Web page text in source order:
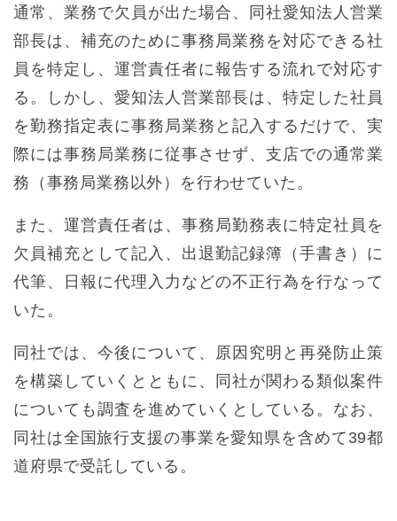
通常、業務で欠員が出た場合、同社愛知法人営業
部長は、補充のために事務局業務を対応できる社
員を特定し、運営責任者に報告する流れで対応す
る。しかし、愛知法人営業部⻑は、特定した社員
を勤務指定表に事務局業務と記入するだけで、実
際には事務局業務に従事させず、支店での通常業
務（事務局業務以外）を行わせていた。
また、運営責任者は、事務局勤務表に特定社員を
欠員補充として記入、出退勤記録簿（手書き）に
代筆、日報に代理入力などの不正行為を行なって
いた。
同社では、今後について、原因究明と再発防止策
を構築していくとともに、同社が関わる類似案件
についても調査を進めていくとしている。なお、
同社は全国旅行支援の事業を愛知県を含めて39都
道府県で受託している。